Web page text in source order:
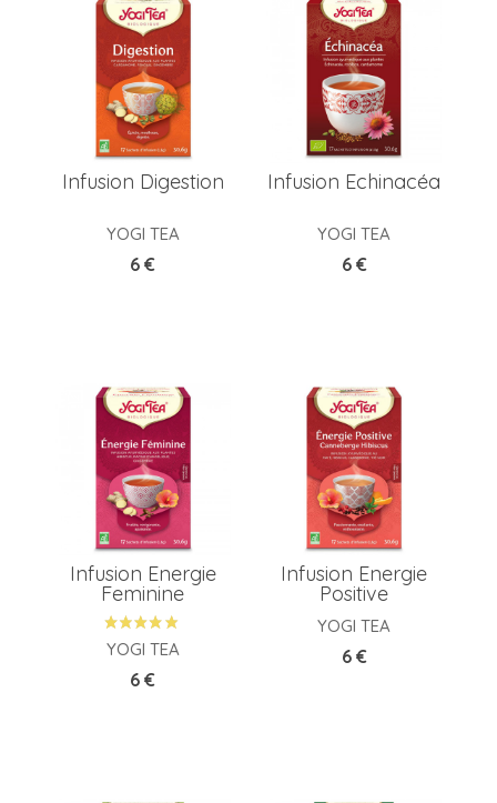
Infusion Digestion
YOGI TEA
Prix
6 €
Infusion Echinacéa
YOGI TEA
Prix
6 €
Infusion Energie
Feminine
YOGI TEA
Prix
6 €
Infusion Energie
Positive
YOGI TEA
Prix
6 €